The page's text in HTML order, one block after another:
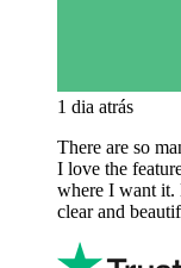
1 dia atrás
There are so
I love the
where I want it.
clear and